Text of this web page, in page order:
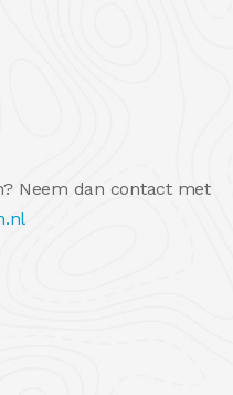
Neem dan contact met